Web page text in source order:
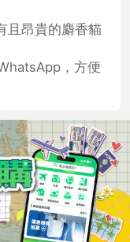
且昂貴的麝香貓
，方便